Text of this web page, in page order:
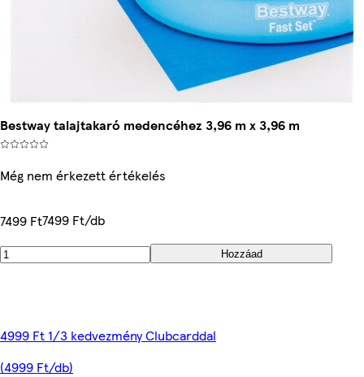
Bestway talajtakaró medencéhez 3,96 m x 3,96 m
Még nem érkezett értékelés
7499 Ft7499 Ft/db
Hozzáad
4999 Ft 1/3 kedvezmény Clubcarddal
(4999 Ft/db)